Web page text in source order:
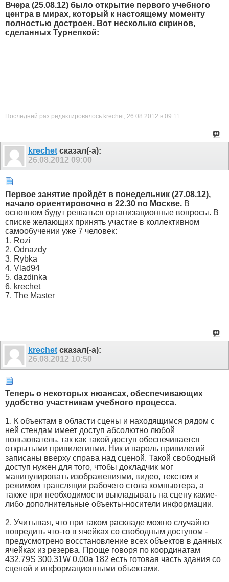
Вчера (25.08.12) было открытие первого учебного
центра в мирах, который к настоящему моменту
полностью достроен. Вот несколько скринов,
сделанных Турнепкой:
Последний раз редактировалось krechet; 26.08.2012 в 09:11.
krechet сказал(-а):
26.08.2012 09:00
Первое занятие пройдёт в понедельник (27.08.12),
начало ориентировочно в 22.30 по Москве. В
основном будут решаться организационные вопросы. В
списке желающих принять участие в коллективном
самообучении уже 7 человек:
1. Rozi
2. Odnazdy
3. Rybka
4. Vlad94
5. dazdinka
6. krechet
7. The Master
krechet сказал(-а):
26.08.2012 10:50
Теперь о некоторых нюансах, обеспечивающих
удобство участникам учебного процесса.
1. К объектам в области сцены и находящимся рядом с
ней стендам имеет доступ абсолютно любой
пользователь, так как такой доступ обеспечивается
открытыми привилегиями. Ник и пароль привилегий
записаны вверху справа над сценой. Такой свободный
доступ нужен для того, чтобы докладчик мог
манипулировать изображениями, видео, текстом и
режимом трансляции рабочего стола компьютера, а
также при необходимости выкладывать на сцену какие-
либо дополнительные объекты-носители информации.
2. Учитывая, что при таком раскладе можно случайно
повредить что-то в ячейках со свободным доступом -
предусмотрено восстановление всех объектов в данных
ячейках из резерва. Проще говоря по координатам
432.79S 300.31W 0.00a 182 есть готовая часть здания со
сценой и информационными объектами.